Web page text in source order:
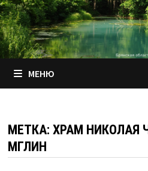
МЕНЮ
МЕТКА: ХРАМ НИКОЛАЯ
МГЛИН